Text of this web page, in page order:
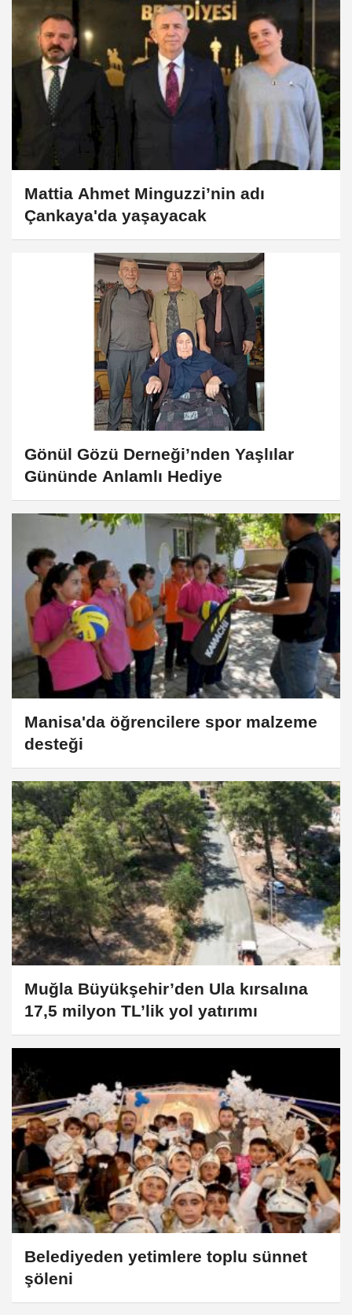
Mattia Ahmet Minguzzi’nin adı
Çankaya'da yaşayacak
Gönül Gözü Derneği’nden Yaşlılar
Gününde Anlamlı Hediye
Manisa'da öğrencilere spor malzeme
desteği
Muğla Büyükşehir’den Ula kırsalına
17,5 milyon TL’lik yol yatırımı
Belediyeden yetimlere toplu sünnet
şöleni